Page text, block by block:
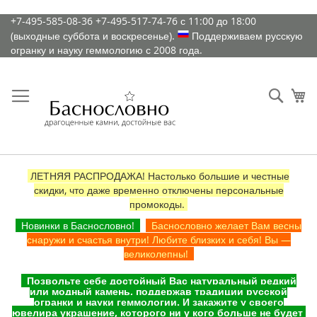
К
содержимому
+7-495-585-08-36 +7-495-517-74-76 с 11:00 до 18:00
(выходные суббота и воскресенье).
Поддерживаем русскую
огранку и науку геммологию с 2008 года.
ЛЕТНЯЯ РАСПРОДАЖА! Настолько большие и честные
скидки, что даже временно отключены персональные
промокоды.
Новинки в Баснословно!
Баснословно желает Вам весны
снаружи и счастья внутри! Любите близких и себя! Вы —
великолепны!
Позвольте себе достойный Вас натуральный редкий
или модный камень, поддержав традиции русской
огранки и науки геммологии. И закажите у своего
ювелира украшение, которого ни у кого больше не будет